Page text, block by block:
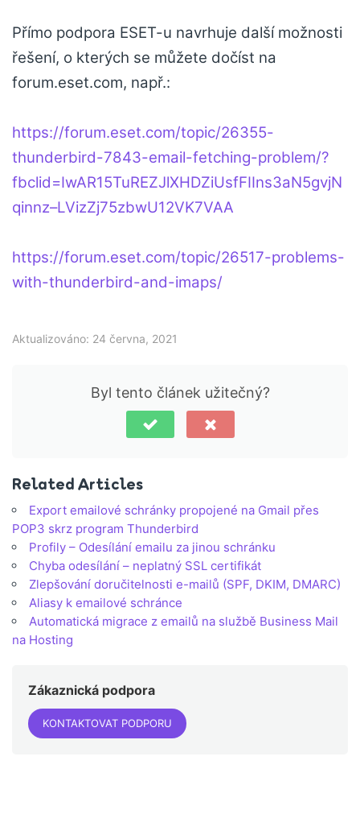
Přímo podpora ESET-u navrhuje další možnosti
řešení, o kterých se můžete dočíst na
forum.eset.com, např.:
https://forum.eset.com/topic/26355-
thunderbird-7843-email-fetching-problem/?
fbclid=IwAR15TuREZJlXHDZiUsfFIIns3aN5gvjN
qinnz–LVizZj75zbwU12VK7VAA
https://forum.eset.com/topic/26517-problems-
with-thunderbird-and-imaps/
Aktualizováno: 24 června, 2021
Byl tento článek užitečný?
Related Articles
Export emailové schránky propojené na Gmail přes
POP3 skrz program Thunderbird
Profily – Odesílání emailu za jinou schránku
Chyba odesílání – neplatný SSL certifikát
Zlepšování doručitelnosti e-mailů (SPF, DKIM, DMARC)
Aliasy k emailové schránce
Automatická migrace z emailů na službě Business Mail
na Hosting
Zákaznická podpora
KONTAKTOVAT PODPORU